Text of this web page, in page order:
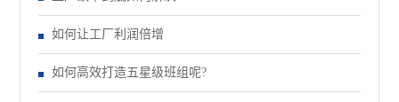
如何让工厂利润倍增
如何高效打造五星级班组呢?